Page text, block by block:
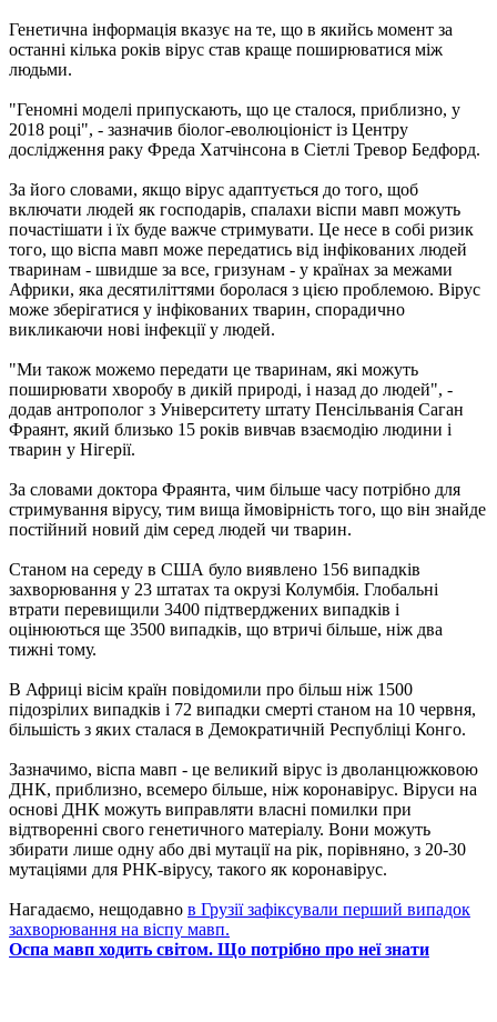
Генетична інформація вказує на те, що в якийсь момент за
останні кілька років вірус став краще поширюватися між
людьми.
"Геномні моделі припускають, що це сталося, приблизно, у
2018 році", - зазначив біолог-еволюціоніст із Центру
дослідження раку Фреда Хатчінсона в Сіетлі Тревор Бедфорд.
За його словами, якщо вірус адаптується до того, щоб
включати людей як господарів, спалахи віспи мавп можуть
почастішати і їх буде важче стримувати. Це несе в собі ризик
того, що віспа мавп може передатись від інфікованих людей
тваринам - швидше за все, гризунам - у країнах за межами
Африки, яка десятиліттями боролася з цією проблемою. Вірус
може зберігатися у інфікованих тварин, спорадично
викликаючи нові інфекції у людей.
"Ми також можемо передати це тваринам, які можуть
поширювати хворобу в дикій природі, і назад до людей", -
додав антрополог з Університету штату Пенсільванія Саган
Фраянт, який близько 15 років вивчав взаємодію людини і
тварин у Нігерії.
За словами доктора Фраянта, чим більше часу потрібно для
стримування вірусу, тим вища ймовірність того, що він знайде
постійний новий дім серед людей чи тварин.
Станом на середу в США було виявлено 156 випадків
захворювання у 23 штатах та окрузі Колумбія. Глобальні
втрати перевищили 3400 підтверджених випадків і
оцінюються ще 3500 випадків, що втричі більше, ніж два
тижні тому.
В Африці вісім країн повідомили про більш ніж 1500
підозрілих випадків і 72 випадки смерті станом на 10 червня,
більшість з яких сталася в Демократичній Республіці Конго.
Зазначимо, віспа мавп - це великий вірус із дволанцюжковою
ДНК, приблизно, всемеро більше, ніж коронавірус. Віруси на
основі ДНК можуть виправляти власні помилки при
відтворенні свого генетичного матеріалу. Вони можуть
збирати лише одну або дві мутації на рік, порівняно, з 20-30
мутаціями для РНК-вірусу, такого як коронавірус.
Нагадаємо, нещодавно в Грузії зафіксували перший випадок
захворювання на віспу мавп.
Оспа мавп ходить світом. Що потрібно про неї знати